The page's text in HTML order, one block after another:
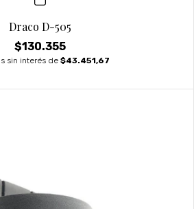
Draco D-505
$130.355
sin interés de $43.451,67